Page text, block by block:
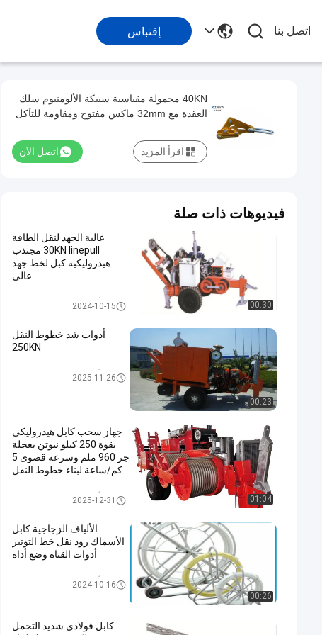
اتصل بنا إقتباس
40KN محمولة مقياسية سبيكة الألومنيوم سلك
العقدة مع 32mm ماكس مفتوح ومقاومة للتآكل
اتصل الآن اقرأ المزيد
فيديوهات ذات صلة
00:30
عالية الجهد لنقل الطاقة
30KN linepull مجتذب
هيدروليكية كبل لخط جهد
عالي
أدوات التوتير خط الإرسال
2024-10-15
00:23
أدوات شد خطوط النقل
250KN
أدوات التوتير خط الإرسال
2025-11-26
01:04
جهاز سحب كابل هيدروليكي
بقوة 250 كيلو نيوتن بعجلة
جر 960 ملم وسرعة قصوى 5
كم/ساعة لبناء خطوط النقل
أدوات التوتير خط الإرسال
2025-12-31
00:26
الألياف الزجاجية كابل
الأسماك رود نقل خط التوتير
أدوات القناة وضع أداة
أدوات التوتير خط الإرسال
2024-10-16
كابل فولاذي شديد التحمل